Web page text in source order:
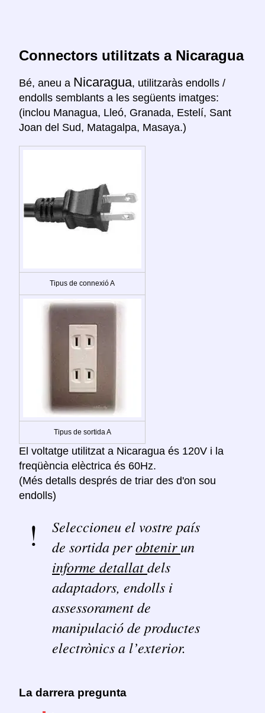
Connectors utilitzats a Nicaragua
Bé, aneu a Nicaragua, utilitzaràs endolls /
endolls semblants a les següents imatges:
(inclou Managua, Lleó, Granada, Estelí, Sant
Joan del Sud, Matagalpa, Masaya.)
Tipus de connexió A
Tipus de sortida A
El voltatge utilitzat a Nicaragua és 120V i la
freqüència elèctrica és 60Hz.
(Més detalls després de triar des d'on sou
endolls)
Seleccioneu el vostre país
de sortida perobtenirun
informe detallatdels
adaptadors, endolls i
assessorament de
manipulació de productes
electrònics a l’exterior.
La darrera pregunta